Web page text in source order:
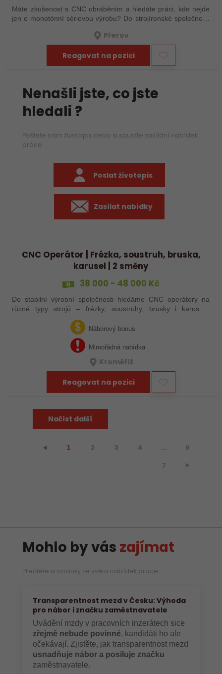
Máte zkušenost s CNC obráběním a hledáte práci, kde nejde
jen o monotónní sériovou výrobu? Do strojírenské společnosti
Přerov
Reagovat na pozici
Nenašli jste, co jste
hledali ?
Pošlete nám životopis nebo si spusťte zasílání nabídek
práce
Poslat životopis
Zasílat nabídky
CNC Operátor | Frézka, soustruh, bruska,
karusel | 2 směny
38 000 - 48 000 Kč
Do stabilní výrobní společnosti hledáme CNC operátory na
různé typy strojů – frézky, soustruhy, brusky i karusely.
Uplatnění u nás najdou zkušení obráběči i absolventi
technických oborů, kteří se…Náborový bonus
Mimořádná nabídka
Kroměříž
Reagovat na pozici
Načíst další
⯇ 1 2 3 4 ... 6
7 ⯈
Mohlo by vás zajímat
Přečtěte si novinky ze světa nabídek práce
Transparentnost mezd v Česku: Výhoda
pro nábor i značku zaměstnavatele
Uvádění mzdy v pracovních inzerátech sice
zřejmě nebude povinné, kandidáti ho ale
očekávají. Zjistěte, jak transparentnost mezd
usnadňuje nábor a posiluje značku
zaměstnavatele.